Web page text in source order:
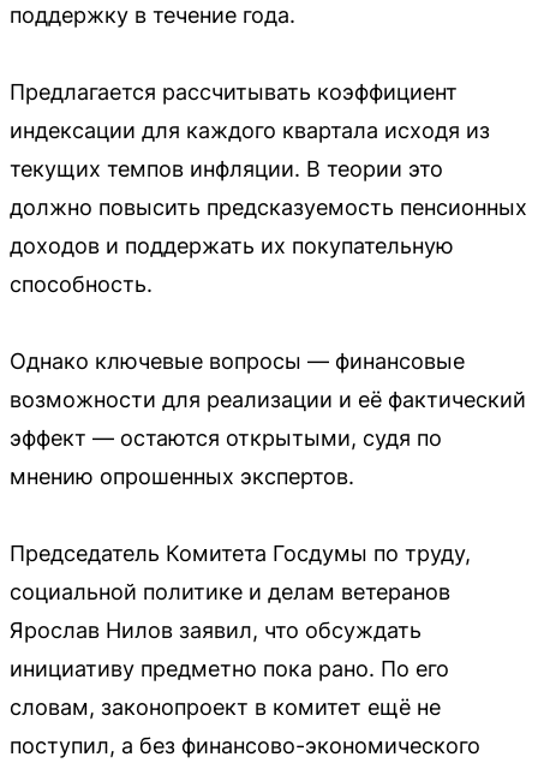
поддержку в течение года.
Предлагается рассчитывать коэффициент
индексации для каждого квартала исходя из
текущих темпов инфляции. В теории это
должно повысить предсказуемость пенсионных
доходов и поддержать их покупательную
способность.
Однако ключевые вопросы — финансовые
возможности для реализации и её фактический
эффект — остаются открытыми, судя по
мнению опрошенных экспертов.
Председатель Комитета Госдумы по труду,
социальной политике и делам ветеранов
Ярослав Нилов заявил, что обсуждать
инициативу предметно пока рано. По его
словам, законопроект в комитет ещё не
поступил, а без финансово-экономического